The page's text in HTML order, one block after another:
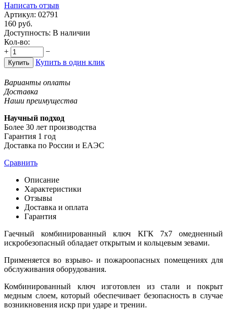
Написать отзыв
Артикул: 02791
160 руб.
Доступность: В наличии
Кол-во:
+
−
Купить Купить в один клик
Варианты оплаты
Доставка
Наши преимущества
Научный подход
Более 30 лет производства
Гарантия 1 год
Доставка по России и ЕАЭС
Сравнить
Описание
Характеристики
Отзывы
Доставка и оплата
Гарантия
Гаечный комбинированный ключ КГК 7х7 омедненный
искробезопасный обладает открытым и кольцевым зевами.
Применяется во взрыво- и пожароопасных помещениях для
обслуживания оборудования.
Комбинированный ключ изготовлен из стали и покрыт
медным слоем, который обеспечивает безопасность в случае
возникновения искр при ударе и трении.